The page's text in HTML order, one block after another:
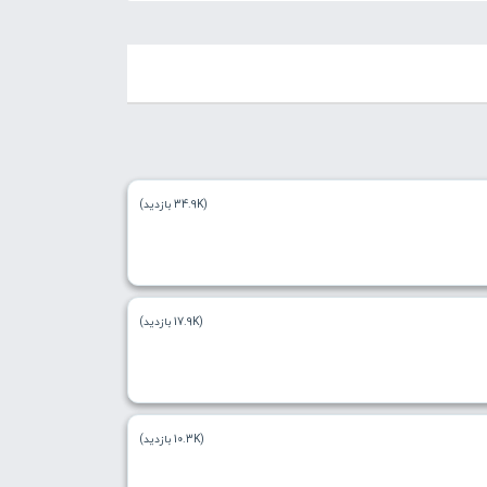
(34.9K بازدید)
(17.9K بازدید)
(10.3K بازدید)